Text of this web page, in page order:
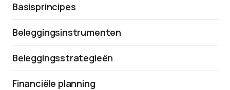
Basisprincipes
Beleggingsinstrumenten
Beleggingsstrategieën
Financiële planning